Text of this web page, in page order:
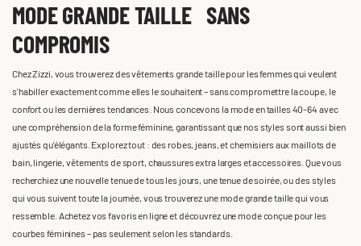
MODE GRANDE TAILLE SANS
COMPROMIS
Chez Zizzi, vous trouverez des vêtements grande taille pour les femmes qui veulent
s'habiller exactement comme elles le souhaitent – sans compromettre la coupe, le
confort ou les dernières tendances. Nous concevons la mode en tailles 40-64 avec
une compréhension de la forme féminine, garantissant que nos styles sont aussi bien
ajustés qu'élégants. Explorez tout : des robes, jeans, et chemisiers aux maillots de
bain, lingerie, vêtements de sport, chaussures extra larges et accessoires. Que vous
recherchiez une nouvelle tenue de tous les jours, une tenue de soirée, ou des styles
qui vous suivent toute la journée, vous trouverez une mode grande taille qui vous
ressemble. Achetez vos favoris en ligne et découvrez une mode conçue pour les
courbes féminines – pas seulement selon les standards.